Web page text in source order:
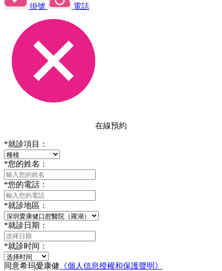
掛號 電話
在線預約
*就診項目：
*您的姓名：
*您的電話：
*就診地區：
*就診日期：
*就診时间：
同意希玛愛康健 《個人信息授權和保護聲明》